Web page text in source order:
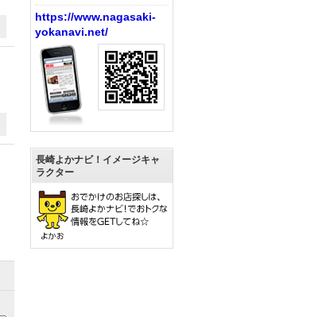
https://www.nagasaki-
yokanavi.net/
長崎よかナビ！イメージキャ
ラクター